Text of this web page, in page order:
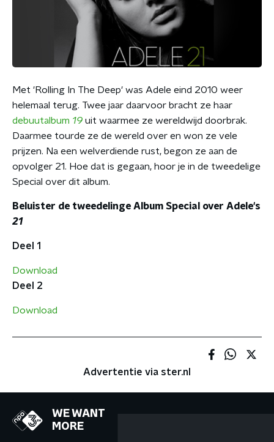
Met 'Rolling In The Deep' was Adele eind 2010 weer
helemaal terug. Twee jaar daarvoor bracht ze haar
debuutalbum 19 uit waarmee ze wereldwijd doorbrak.
Daarmee tourde ze de wereld over en won ze vele
prijzen. Na een welverdiende rust, begon ze aan de
opvolger 21. Hoe dat is gegaan, hoor je in de tweedelige
Special over dit album.
Beluister de tweedelinge Album Special over Adele's
21
Deel 1
Download
Deel 2
Download
Advertentie via ster.nl
WE WANT
MORE